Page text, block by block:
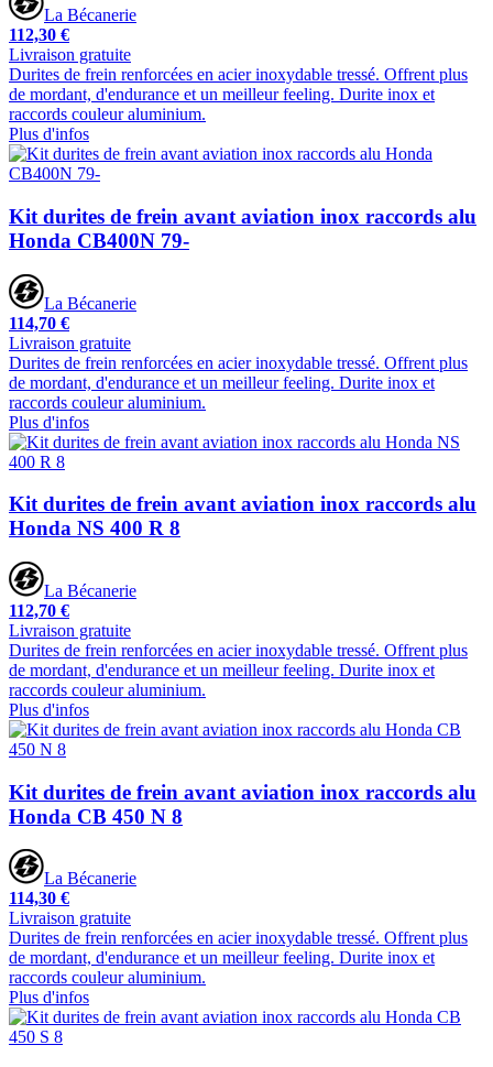
La Bécanerie
112,30 €
Livraison gratuite
Durites de frein renforcées en acier inoxydable tressé. Offrent plus
de mordant, d'endurance et un meilleur feeling. Durite inox et
raccords couleur aluminium.
Plus d'infos
Kit durites de frein avant aviation inox raccords alu
Honda CB400N 79-
La Bécanerie
114,70 €
Livraison gratuite
Durites de frein renforcées en acier inoxydable tressé. Offrent plus
de mordant, d'endurance et un meilleur feeling. Durite inox et
raccords couleur aluminium.
Plus d'infos
Kit durites de frein avant aviation inox raccords alu
Honda NS 400 R 8
La Bécanerie
112,70 €
Livraison gratuite
Durites de frein renforcées en acier inoxydable tressé. Offrent plus
de mordant, d'endurance et un meilleur feeling. Durite inox et
raccords couleur aluminium.
Plus d'infos
Kit durites de frein avant aviation inox raccords alu
Honda CB 450 N 8
La Bécanerie
114,30 €
Livraison gratuite
Durites de frein renforcées en acier inoxydable tressé. Offrent plus
de mordant, d'endurance et un meilleur feeling. Durite inox et
raccords couleur aluminium.
Plus d'infos